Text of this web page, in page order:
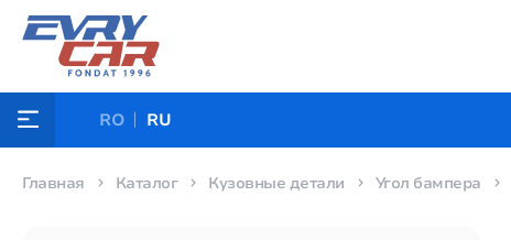
RO RU
Главная Каталог Кузовные детали Угол бампера